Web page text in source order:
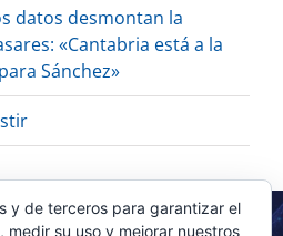
datos desmontan la
«Cantabria está a la
Sánchez»
y de terceros para garantizar el
su uso y mejorar nuestros